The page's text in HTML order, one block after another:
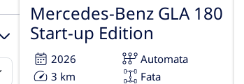
Mercedes-Benz GLA 180
Start-up Edition
2026
Automata
3 km
Fata